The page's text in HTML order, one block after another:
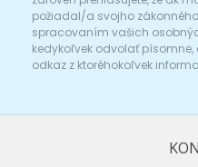
požiadal/a svojho
spracovaním vašich
kedykoľvek odvolať
odkaz z ktoréhokoľvek